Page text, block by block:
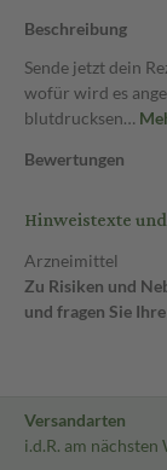
Beschreibung
Sende jetzt dein
wofür wird es
blutdrucksen…
Bewertungen
Hinweistexte
Arzneimittel
Zu Risiken und
und fragen Sie
Versandarten
i.d.R. am nächsten